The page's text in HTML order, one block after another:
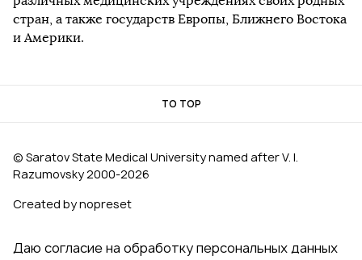
стран, а также государств Европы, Ближнего Востока
и Америки.
TO TOP
© Saratov State Medical University named after V. I.
Razumovsky 2000‑2026
Created by nopreset
Даю согласие на обработку персональных данных